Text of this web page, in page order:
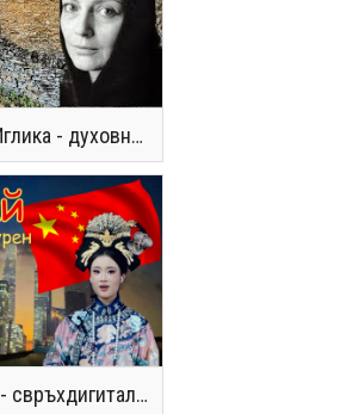
Спомени от село Иглика - духовното убежище на Невена Коканова
Китай без филтър - свръхдигитален, магнетичен, парадоксален